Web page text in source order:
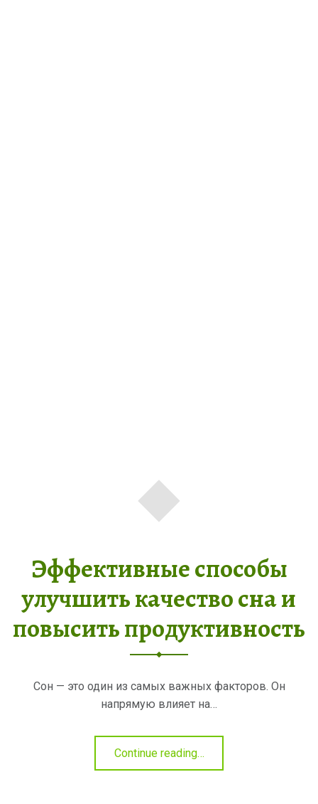
Эффективные способы
улучшить качество сна и
повысить продуктивность
Сон — это один из самых важных факторов. Он
напрямую влияет на…
Continue reading"Эффективные
способы
…